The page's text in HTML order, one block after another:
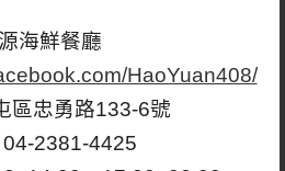
海鮮餐廳
HaoYuan408/
區忠勇路133-6號
2381-4425